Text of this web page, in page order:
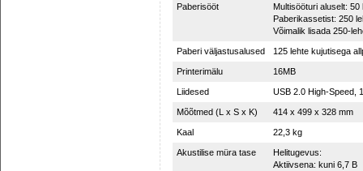
Paberisööt
Multisööturi aluselt: 50
Paberikassetist: 250
Võimalik lisada 250-
Paberi väljastusalused 125 lehte kujutisega
Printerimälu 16MB
Liidesed USB 2.0 High-Speed,
Mõõtmed (L x S x K) 414 x 499 x 328 mm
Kaal 22,3 kg
Akustilise müra tase
Helitugevus:
Aktiivsena: kuni 6,7 B